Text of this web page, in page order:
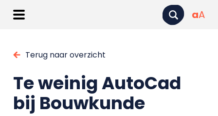
aA
Terug naar overzicht
Te weinig AutoCad
bij Bouwkunde